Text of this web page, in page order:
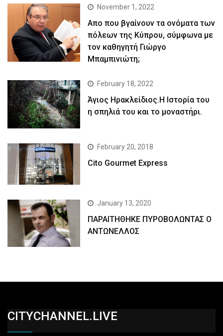
November 1, 2022
Απο που βγαίνουν τα ονόματα των
πόλεων της Κύπρου, σύμφωνα με
τον καθηγητή Γιώργο
Μπαμπινιώτη;
February 18, 2022
Άγιος Ηρακλείδιος.Η Ιστορία του
η σπηλιά του και το μοναστήρι.
February 20, 2018
Cito Gourmet Express
January 13, 2020
ΠΑΡΑΙΤΗΘΗΚΕ ΠΥΡΟΒΟΛΩΝΤΑΣ Ο
ΑΝΤΩΝΕΛΛΟΣ
CITYCHANNEL.LIVE